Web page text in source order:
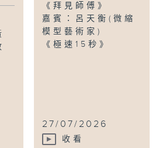
《拜見師傅》
嘉賓：呂天衡(微縮
模型藝術家)
《極速15秒》
27/07/2026
收看